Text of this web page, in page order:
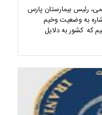
رئیس بیمارستان پارس
به وضعیت وخیم
که کشور به دلایل